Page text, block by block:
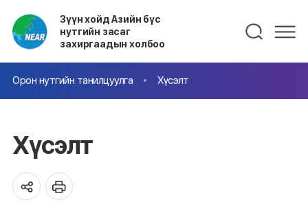
Зүүн хойд Азийн бүс
нутгийн засаг
захиргаадын холбоо
Орон нутгийн танилцуулга Хүсэлт
Хүсэлт